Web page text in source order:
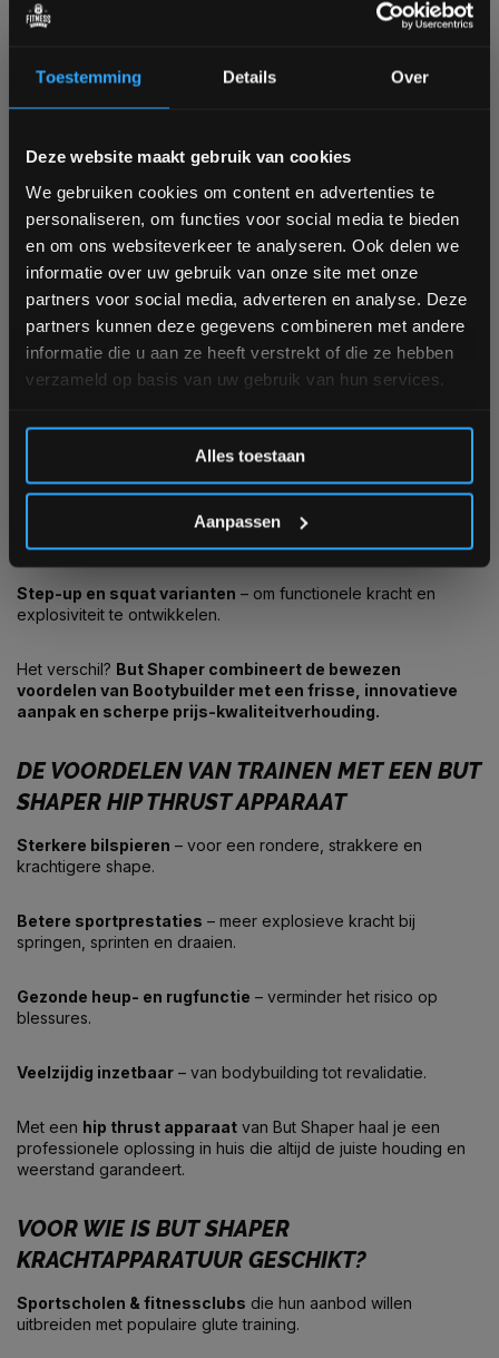
Toestemming Details Over
Deze website maakt gebruik van cookies
We gebruiken cookies om content en advertenties te
personaliseren, om functies voor social media te bieden
en om ons websiteverkeer te analyseren. Ook delen we
informatie over uw gebruik van onze site met onze
partners voor social media, adverteren en analyse. Deze
partners kunnen deze gegevens combineren met andere
informatie die u aan ze heeft verstrekt of die ze hebben
verzameld op basis van uw gebruik van hun services.
Alles toestaan
Aanpassen
voor maximale glute activatie.
✅Ergonomisch & comfortabel
✅Volledig instelbaar – Geschikt voor elke sporter, van
beginner tot gevorderde.
✅Compact design– Ideaal voor sportscholen, personal
training studio’s en zelfs thuisgebruik.
✅
Duurzaam & professioneel
gebruik in commerciële gyms.
VERGELIJKBAAR MET BOOTYBUILDER,
MAAR MET EIGEN INNOVATIES
De Toorx ProfessionalBut Shaper krachtapparatuuris
dezelfde topkwaliteit en trainingsmogelijkheden. Denk aan:
Hip Thrust machines– voor de ultieme glute-activatie.
Step-up en squat varianten – om functionele kracht en
explosiviteit te ontwikkelen.
Het verschil? But Shaper combineert de bewezen
voordelen van Bootybuilder met een frisse, innovatieve
aanpak en scherpe prijs-kwaliteitverhouding.
DE VOORDELEN VAN TRAINEN MET EEN BUT
SHAPER HIP THRUST APPARAAT
Sterkere bilspieren – voor een rondere, strakkere en
krachtigere shape.
Betere sportprestaties – meer explosieve kracht bij
springen, sprinten en draaien.
Gezonde heup- en rugfunctie – verminder het risico op
blessures.
Veelzijdig inzetbaar – van bodybuilding tot revalidatie.
Met een hip thrust apparaat van But Shaper haal je een
professionele oplossing in huis die altijd de juiste houding en
weerstand garandeert.
VOOR WIE IS BUT SHAPER
KRACHTAPPARATUUR GESCHIKT?
Sportscholen & fitnessclubs die hun aanbod willen
uitbreiden met populaire glute training.
Bam! 5% korting op je volgende
Schrijf je in voor onze nieuwsbrief om op de hoogte te
blijven over onze nieuwe producten, deals en meer
interessante info. Ontvang 5% korting op je eerstvolgende
aankoop! 😀
Inschrijven
*Verzendkosten vallen buiten de korting